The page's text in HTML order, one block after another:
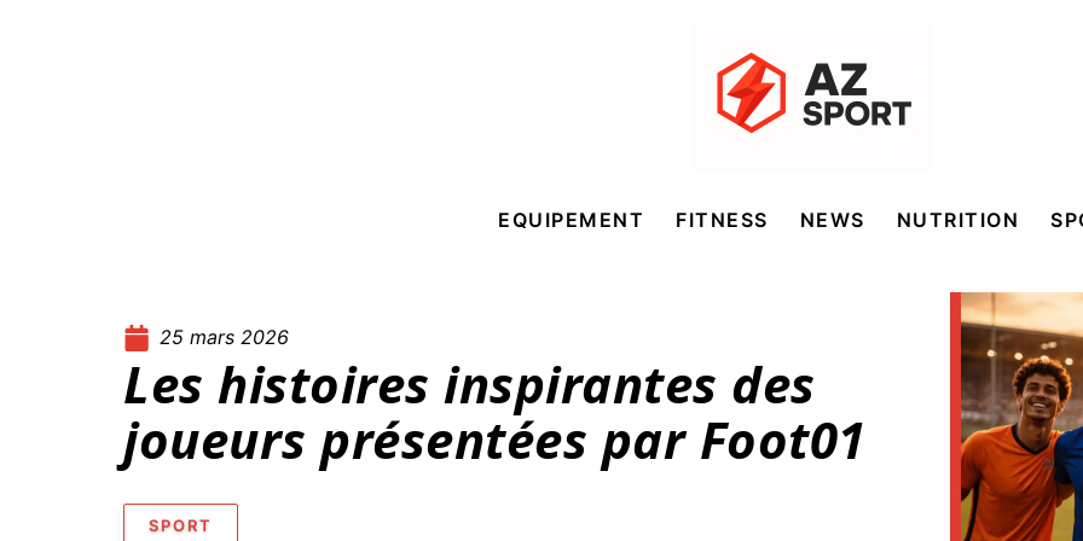
EQUIPEMENT FITNESS NEWS NUTRITION
25 mars 2026
Les histoires inspirantes des
joueurs présentées par Foot01
SPORT